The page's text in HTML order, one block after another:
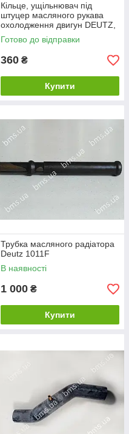
Кільце, ущільнювач під
штуцер масляного рукава
охолодження двигун DEUTZ,
оригінал
Готово до відправки
360 ₴
Купити
Трубка масляного радіатора
Deutz 1011F
В наявності
1 000 ₴
Купити